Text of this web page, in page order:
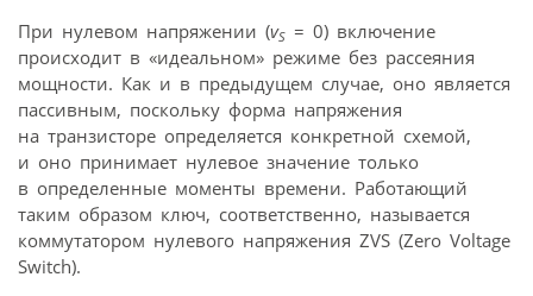
При нулевом напряжении (vS = 0) включение
происходит в «идеальном» режиме без рассеяния
мощности. Как и в предыдущем случае, оно является
пассивным, поскольку форма напряжения
на транзисторе определяется конкретной схемой,
и оно принимает нулевое значение только
в определенные моменты времени. Работающий
таким образом ключ, соответственно, называется
коммутатором нулевого напряжения ZVS (Zero Voltage
Switch).